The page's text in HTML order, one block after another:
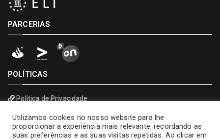
PARCERIAS
POLÍTICAS
Política de Privacidade
Utilizamos cookies no nosso website para lhe
proporcionar a experiência mais relevante, recordando as
suas preferências e as suas visitas repetidas. Ao clicar em